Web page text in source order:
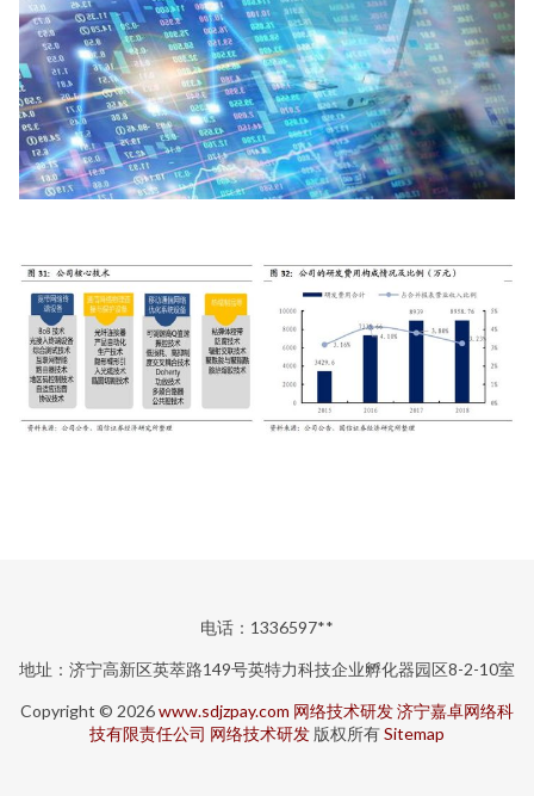
电话：1336597**
地址：济宁高新区英萃路149号英特力科技企业孵化器园区8-2-10室
Copyright © 2026www.sdjzpay.com 网络技术研发济宁嘉卓网络科
技有限责任公司 网络技术研发 版权所有Sitemap